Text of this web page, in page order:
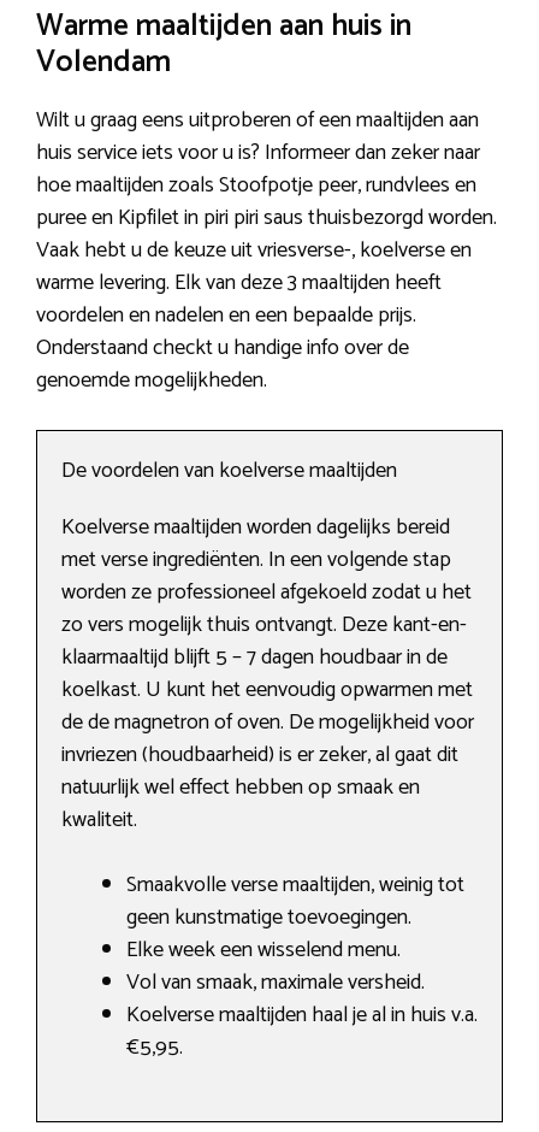
Warme maaltijden aan huis in
Volendam
Wilt u graag eens uitproberen of een maaltijden aan
huis service iets voor u is? Informeer dan zeker naar
hoe maaltijden zoals Stoofpotje peer, rundvlees en
puree en Kipfilet in piri piri saus thuisbezorgd worden.
Vaak hebt u de keuze uit vriesverse-, koelverse en
warme levering. Elk van deze 3 maaltijden heeft
voordelen en nadelen en een bepaalde prijs.
Onderstaand checkt u handige info over de
genoemde mogelijkheden.
De voordelen van koelverse maaltijden
Koelverse maaltijden worden dagelijks bereid
met verse ingrediënten. In een volgende stap
worden ze professioneel afgekoeld zodat u het
zo vers mogelijk thuis ontvangt. Deze kant-en-
klaarmaaltijd blijft 5 – 7 dagen houdbaar in de
koelkast. U kunt het eenvoudig opwarmen met
de de magnetron of oven. De mogelijkheid voor
invriezen (houdbaarheid) is er zeker, al gaat dit
natuurlijk wel effect hebben op smaak en
kwaliteit.
Smaakvolle verse maaltijden, weinig tot
geen kunstmatige toevoegingen.
Elke week een wisselend menu.
Vol van smaak, maximale versheid.
Koelverse maaltijden haal je al in huis v.a.
€5,95.